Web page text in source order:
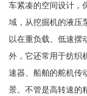
车紧凑的空间设计，
域，从挖掘机的液压
以在重负载、低速摆
外，它还常用于纺织
速器、船舶的舵机传
景。不管是高转速的